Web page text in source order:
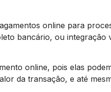
online para
bancário, ou integração
online, pois elas
da transação, e até